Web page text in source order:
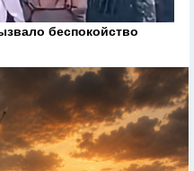
беспокойство